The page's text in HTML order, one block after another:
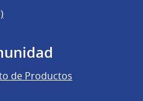
de Productos